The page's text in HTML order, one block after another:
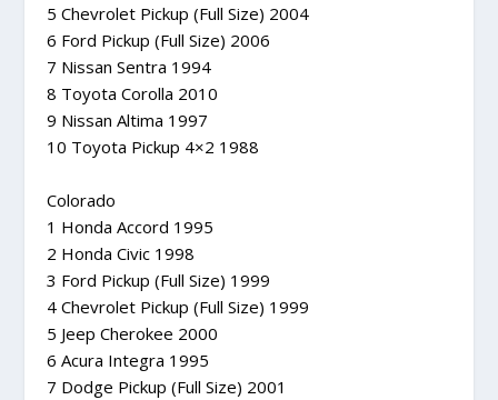
5 Chevrolet Pickup (Full Size) 2004
6 Ford Pickup (Full Size) 2006
7 Nissan Sentra 1994
8 Toyota Corolla 2010
9 Nissan Altima 1997
10 Toyota Pickup 4×2 1988
Colorado
1 Honda Accord 1995
2 Honda Civic 1998
3 Ford Pickup (Full Size) 1999
4 Chevrolet Pickup (Full Size) 1999
5 Jeep Cherokee 2000
6 Acura Integra 1995
7 Dodge Pickup (Full Size) 2001